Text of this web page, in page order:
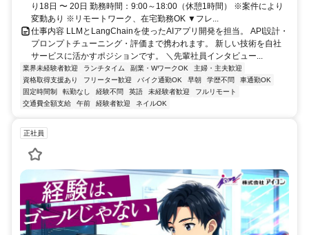
り18日 〜 20日 勤務時間：9:00～18:00（休憩1時間） ※案件により
変動あり ※リモートワーク、在宅勤務OK ▼フレ...
仕事内容 LLMとLangChainを使ったAIアプリ開発を担当。 API設計・
プロンプトチューニング・評価まで携われます。 新しい技術を自社
サービスに活かすポジションです。 ＼先輩社員インタビュー...
業界未経験者歓迎 ランチタイム 副業・WワークOK
主婦・主夫歓迎
資格取得支援あり
フリーター歓迎 バイク通勤OK 早朝 学歴不問
車通勤OK
固定時間制
転勤なし 経験不問 英語 未経験者歓迎
フルリモート
交通費全額支給
午前 経験者歓迎 ネイルOK
正社員